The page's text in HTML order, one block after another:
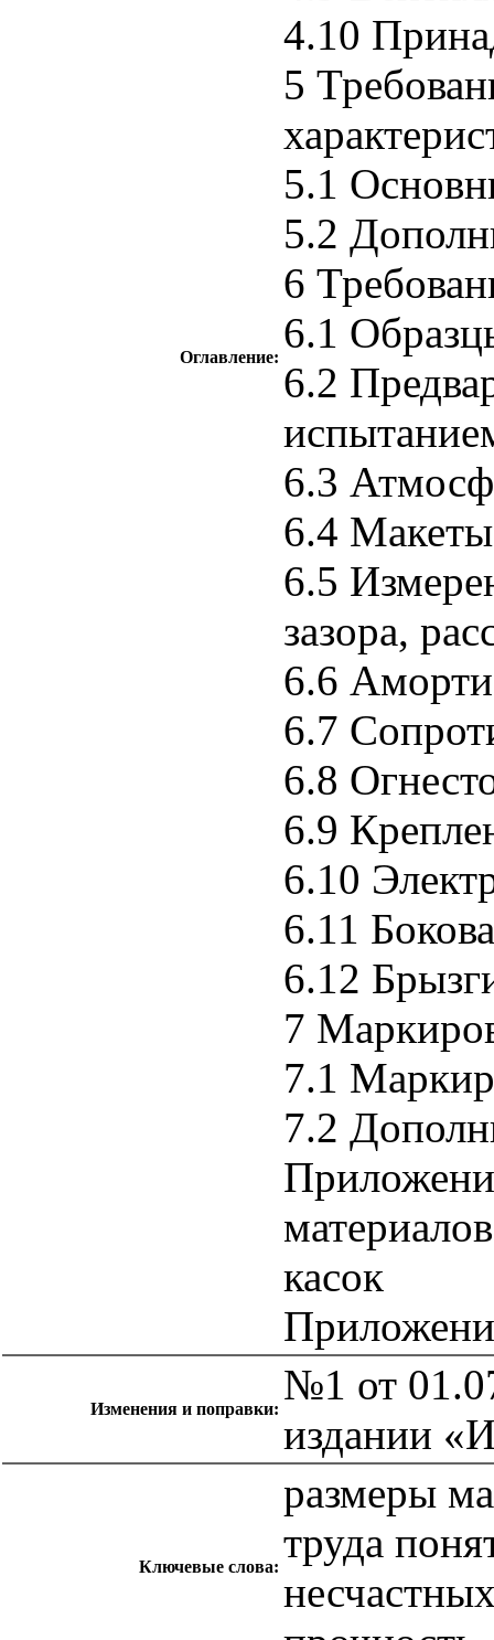
Оглавление:
4.10
5
5.1
5.2
6
6.1
6.2
6.3
6.4
6.5
зазора,
6.6
6.7
6.8
6.9
6.10
6.11
6.12
7
7.1
7.2
касок
Изменения и поправки:
№1 от
издании
Ключевые слова:
размеры
труда